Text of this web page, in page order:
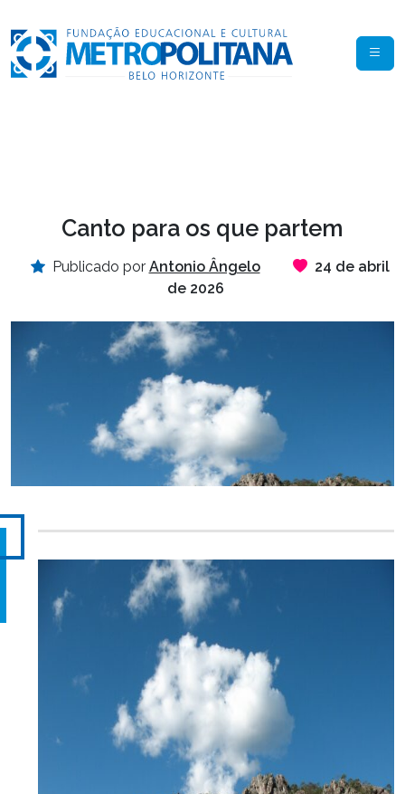
Canto para os que partem
Publicado por Antonio Ângelo
24 de abril
de 2026